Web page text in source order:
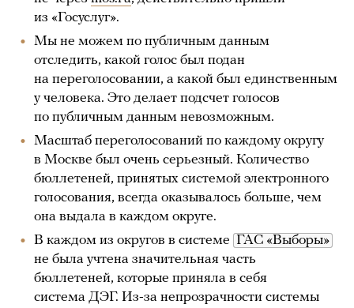
из «Госуслуг».
Мы не можем по публичным данным
отследить, какой голос был подан
на переголосовании, а какой был единственным
у человека. Это делает подсчет голосов
по публичным данным невозможным.
Масштаб переголосований по каждому округу
в Москве был очень серьезный. Количество
бюллетеней, принятых системой электронного
голосования, всегда оказывалось больше, чем
она выдала в каждом округе.
В каждом из округов в системе ГАС «Выборы»
не была учтена значительная часть
бюллетеней, которые приняла в себя
система ДЭГ. Из-за непрозрачности системы